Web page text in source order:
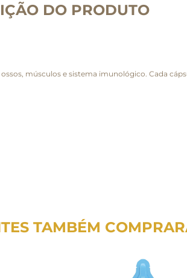
DO PRODUTO
músculos e sistema imunológico. Cada
TAMBÉM